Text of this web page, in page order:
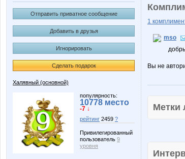
Отправить приватное сообщение
Добавить в друзья
Игнорировать
Сделать подарок
Халявный (основной)
популярность:
10778 место
-7 ↓
рейтинг 2459 ?
Привилегированный
пользователь 9
уровня
1
mso
Вы не
Метки